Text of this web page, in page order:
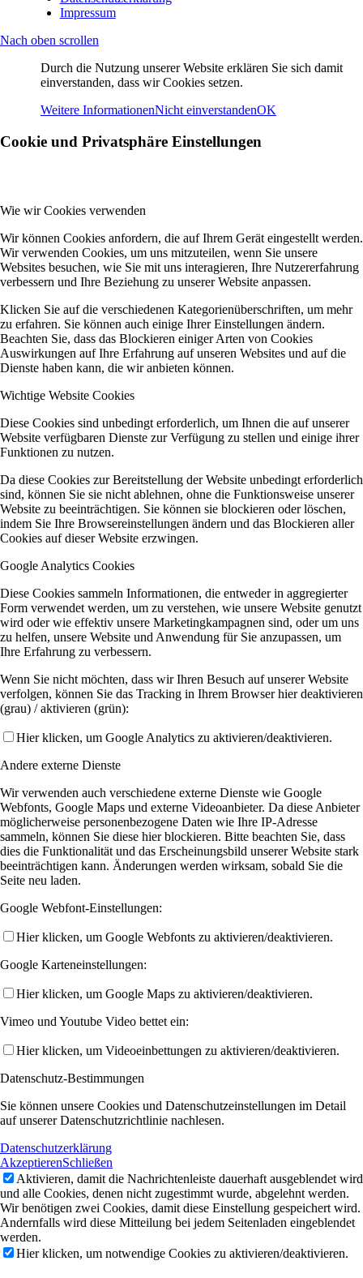
Impressum
Nach oben scrollen
Durch die Nutzung unserer Website erklären Sie sich damit
einverstanden, dass wir Cookies setzen.
Weitere InformationenNicht einverstandenOK
Cookie und Privatsphäre Einstellungen
Wie wir Cookies verwenden
Wir können Cookies anfordern, die auf Ihrem Gerät eingestellt werden.
Wir verwenden Cookies, um uns mitzuteilen, wenn Sie unsere
Websites besuchen, wie Sie mit uns interagieren, Ihre Nutzererfahrung
verbessern und Ihre Beziehung zu unserer Website anpassen.
Klicken Sie auf die verschiedenen Kategorienüberschriften, um mehr
zu erfahren. Sie können auch einige Ihrer Einstellungen ändern.
Beachten Sie, dass das Blockieren einiger Arten von Cookies
Auswirkungen auf Ihre Erfahrung auf unseren Websites und auf die
Dienste haben kann, die wir anbieten können.
Wichtige Website Cookies
Diese Cookies sind unbedingt erforderlich, um Ihnen die auf unserer
Website verfügbaren Dienste zur Verfügung zu stellen und einige ihrer
Funktionen zu nutzen.
Da diese Cookies zur Bereitstellung der Website unbedingt erforderlich
sind, können Sie sie nicht ablehnen, ohne die Funktionsweise unserer
Website zu beeinträchtigen. Sie können sie blockieren oder löschen,
indem Sie Ihre Browsereinstellungen ändern und das Blockieren aller
Cookies auf dieser Website erzwingen.
Google Analytics Cookies
Diese Cookies sammeln Informationen, die entweder in aggregierter
Form verwendet werden, um zu verstehen, wie unsere Website genutzt
wird oder wie effektiv unsere Marketingkampagnen sind, oder um uns
zu helfen, unsere Website und Anwendung für Sie anzupassen, um
Ihre Erfahrung zu verbessern.
Wenn Sie nicht möchten, dass wir Ihren Besuch auf unserer Website
verfolgen, können Sie das Tracking in Ihrem Browser hier deaktivieren
(grau) / aktivieren (grün):
Hier klicken, um Google Analytics zu aktivieren/deaktivieren.
Andere externe Dienste
Wir verwenden auch verschiedene externe Dienste wie Google
Webfonts, Google Maps und externe Videoanbieter. Da diese Anbieter
möglicherweise personenbezogene Daten wie Ihre IP-Adresse
sammeln, können Sie diese hier blockieren. Bitte beachten Sie, dass
dies die Funktionalität und das Erscheinungsbild unserer Website stark
beeinträchtigen kann. Änderungen werden wirksam, sobald Sie die
Seite neu laden.
Google Webfont-Einstellungen:
Hier klicken, um Google Webfonts zu aktivieren/deaktivieren.
Google Karteneinstellungen:
Hier klicken, um Google Maps zu aktivieren/deaktivieren.
Vimeo und Youtube Video bettet ein:
Hier klicken, um Videoeinbettungen zu aktivieren/deaktivieren.
Datenschutz-Bestimmungen
Sie können unsere Cookies und Datenschutzeinstellungen im Detail
auf unserer Datenschutzrichtlinie nachlesen.
Datenschutzerklärung
AkzeptierenSchließen
Aktivieren, damit die Nachrichtenleiste dauerhaft ausgeblendet wird
und alle Cookies, denen nicht zugestimmt wurde, abgelehnt werden.
Wir benötigen zwei Cookies, damit diese Einstellung gespeichert wird.
Andernfalls wird diese Mitteilung bei jedem Seitenladen eingeblendet
werden.
Hier klicken, um notwendige Cookies zu aktivieren/deaktivieren.